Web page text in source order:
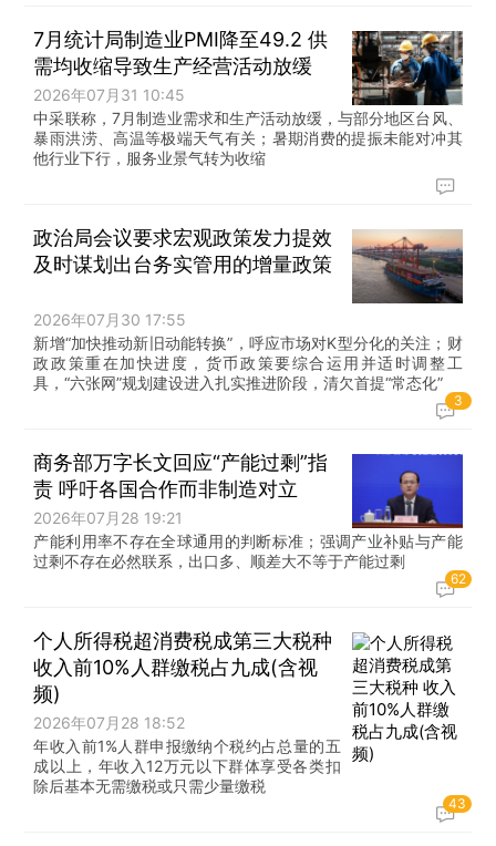
7月统计局制造业PMI降至49.2 供
需均收缩导致生产经营活动放缓
2026年07月31 10:45
中采联称，7月制造业需求和生产活动放缓，与部分地区台风、
暴雨洪涝、高温等极端天气有关；暑期消费的提振未能对冲其
他行业下行，服务业景气转为收缩
政治局会议要求宏观政策发力提效
及时谋划出台务实管用的增量政策
2026年07月30 17:55
新增“加快推动新旧动能转换”，呼应市场对K型分化的关注；财
政政策重在加快进度，货币政策要综合运用并适时调整工
具，“六张网”规划建设进入扎实推进阶段，清欠首提“常态化”
3
商务部万字长文回应“产能过剩”指
责 呼吁各国合作而非制造对立
2026年07月28 19:21
产能利用率不存在全球通用的判断标准；强调产业补贴与产能
过剩不存在必然联系，出口多、顺差大不等于产能过剩
62
个人所得税超消费税成第三大税种
收入前10%人群缴税占九成(含视
频)
2026年07月28 18:52
年收入前1%人群申报缴纳个税约占总量的五
成以上，年收入12万元以下群体享受各类扣
除后基本无需缴税或只需少量缴税
43